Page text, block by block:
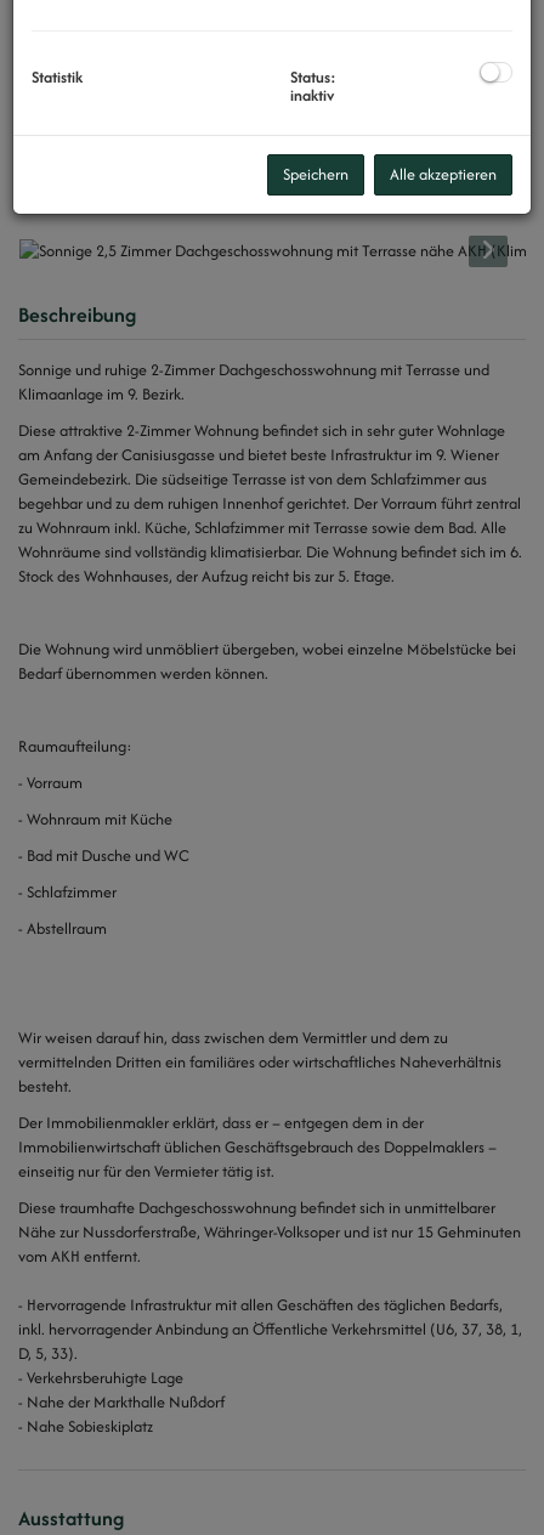
Beschreibung
Sonnige und ruhige 2-Zimmer Dachgeschosswohnung mit Terrasse und
Klimaanlage im 9. Bezirk.
Diese attraktive 2-Zimmer Wohnung befindet sich in sehr guter Wohnlage
am Anfang der Canisiusgasse und bietet beste Infrastruktur im 9. Wiener
Gemeindebezirk. Die südseitige Terrasse ist von dem Schlafzimmer aus
begehbar und zu dem ruhigen Innenhof gerichtet. Der Vorraum führt zentral
zu Wohnraum inkl. Küche, Schlafzimmer mit Terrasse sowie dem Bad. Alle
Wohnräume sind vollständig klimatisierbar. Die Wohnung befindet sich im 6.
Stock des Wohnhauses, der Aufzug reicht bis zur 5. Etage.
Die Wohnung wird unmöbliert übergeben, wobei einzelne Möbelstücke bei
Bedarf übernommen werden können.
Raumaufteilung:
- Vorraum
- Wohnraum mit Küche
- Bad mit Dusche und WC
- Schlafzimmer
- Abstellraum
Wir weisen darauf hin, dass zwischen dem Vermittler und dem zu
vermittelnden Dritten ein familiäres oder wirtschaftliches Naheverhältnis
besteht.
Der Immobilienmakler erklärt, dass er – entgegen dem in der
Immobilienwirtschaft üblichen Geschäftsgebrauch des Doppelmaklers –
einseitig nur für den Vermieter tätig ist.
Diese traumhafte Dachgeschosswohnung befindet sich in unmittelbarer
Nähe zur Nussdorferstraße, Währinger-Volksoper und ist nur 15 Gehminuten
vom AKH entfernt.
- Hervorragende Infrastruktur mit allen Geschäften des täglichen Bedarfs,
inkl. hervorragender Anbindung an Öffentliche Verkehrsmittel (U6, 37, 38, 1,
D, 5, 33).
- Verkehrsberuhigte Lage
- Nahe der Markthalle Nußdorf
- Nahe Sobieskiplatz
Ausstattung
Statistik Status:
inaktiv
Speichern Alle akzeptieren